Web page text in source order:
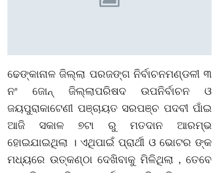
ଢେଙ୍କାନାଳ ଜିଲ୍ଲା ପରଜଙ୍ଗ ନିର୍ବାଚନମଣ୍ଡଳୀ ୩
ନଂ ଜୋନ୍ ଜିଲ୍ଲାପରିଷଦ ଉପନିର୍ବାଚନ ଓ
ଜୟପୁରାକାଟେଣୀ ପଞ୍ଚାୟତ ସରପଞ୍ଚ ପଦବୀ ପାଁଇ
ଆଜି ସକାଳ ୭ଟା ରୁ ମତଦାନ ଆରମ୍ଭ
ହୋଇଯାଇଥିଲା । ଏଥିପାଇଁ ପ୍ରାର୍ଥୀ ଓ ଭୋଟର ଙ୍କ
ମଧ୍ୟରେ ଉତ୍କଣ୍ଠା ଦେଖିବାକୁ ମିଳିଥିଲା , ତେବେ